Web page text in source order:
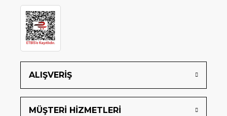
ALIŞVERİŞ
MÜŞTERİ HİZMETLERİ